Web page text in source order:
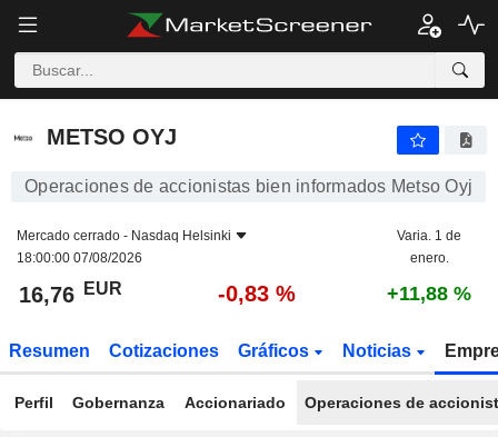
METSO OYJ
METSO OYJ
Operaciones de accionistas bien informados Metso Oyj
Mercado cerrado - Nasdaq Helsinki
18:00:00 07/08/2026
Varia. 1 de
enero.
16,76 EUR -0,83 % +11,88 %
Resumen Cotizaciones Gráficos Noticias
Perfil Gobernanza Accionariado Operaciones de